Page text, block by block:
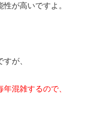
が高いですよ。
が、
混雑するので、